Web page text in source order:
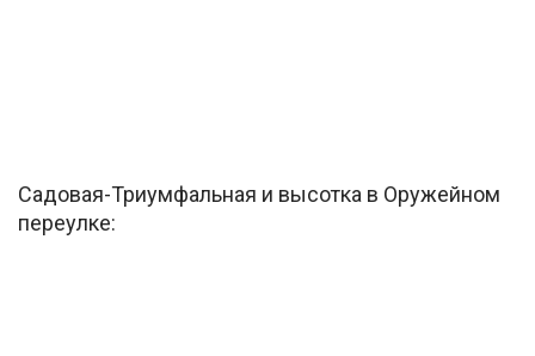
Садовая-Триумфальная и высотка в Оружейном
переулке: